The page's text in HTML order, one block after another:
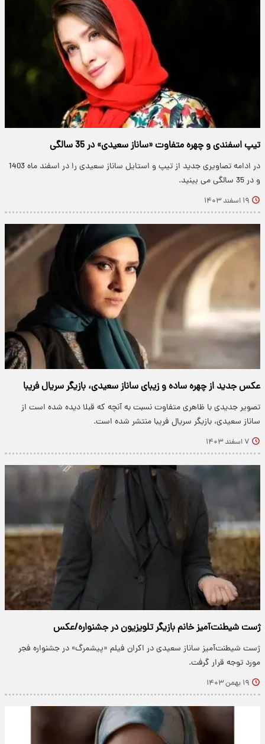
تیپ اسفندی و چهره متفاوت «ساناز سعیدی» در 35 سالگی
در ادامه تصاویری جدید از تیپ و استایل ساناز سعیدی را در اسفند ماه 1403
و در 35 سالگی می بینید.
۱۹ اسفند ۱۴۰۳
عکس جدید از چهره ساده و زیبای ساناز سعیدی، بازیگر سریال فریبا
تصویر جدیدی با ظاهری متفاوت نسبت به آنچه که قبلا دیده شده است از
ساناز سعیدی، بازیگر سریال فریبا منتشر شده است.
۷ اسفند ۱۴۰۳
ژست شیطنت‌آمیز خانم بازیگر تلویزیون در جشنواره/عکس
ژست شیطنت‌آمیز ساناز سعیدی در اکران فیلم «پیشمرگ» در جشنواره فجر
مورد توجه قرار گرفت.
۱۹ بهمن ۱۴۰۳